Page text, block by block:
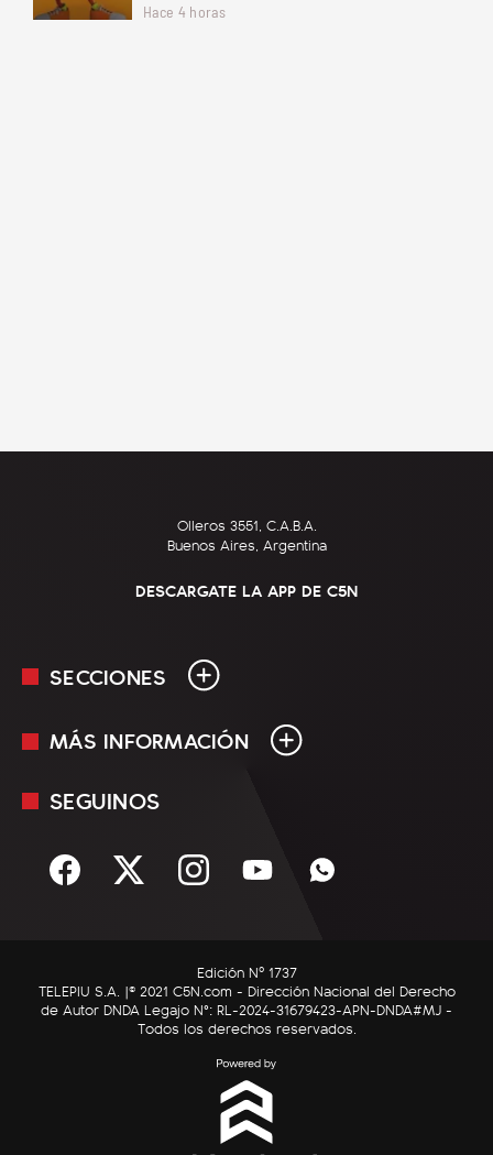
Hace 4 horas
Olleros 3551, C.A.B.A.
Buenos Aires, Argentina
DESCARGATE LA APP DE C5N
SECCIONES
En Vivo
Sociedad
C5N Autos
RatingCero
MÁS INFORMACIÓN
Mediakit
Términos y condiciones
SEGUINOS
Edición Nº 1737
TELEPIU S.A. |© 2021 C5N.com - Dirección Nacional del Derecho
de Autor DNDA Legajo N°: RL-2024-31679423-APN-DNDA#MJ -
Todos los derechos reservados.